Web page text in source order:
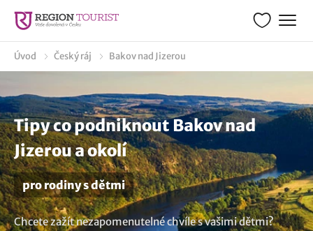
Úvod Český ráj Bakov nad Jizerou
Tipy co podniknout Bakov nad
Jizerou a okolí
pro rodiny s dětmi
Chcete zažít nezapomenutelné chvíle s vašimi dětmi?